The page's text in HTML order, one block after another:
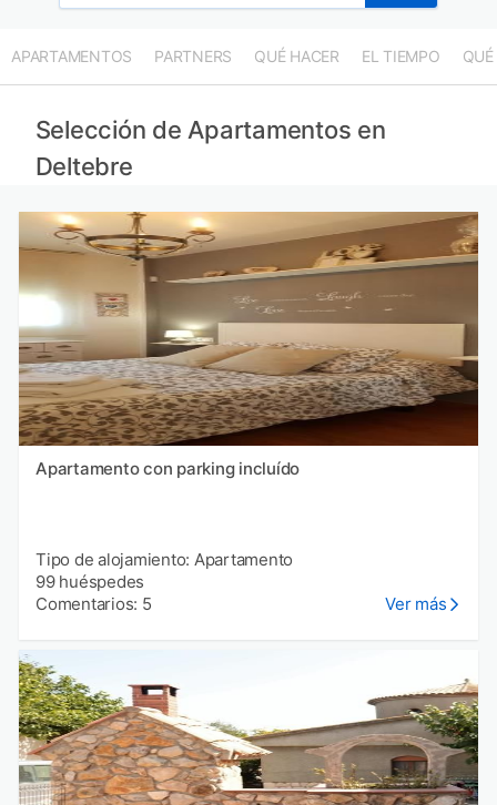
APARTAMENTOS PARTNERS QUÉ HACER EL TIEMPO QUÉ
Selección de Apartamentos en
Deltebre
Apartamento con parking incluído
Tipo de alojamiento: Apartamento
99 huéspedes
Comentarios: 5
Ver más